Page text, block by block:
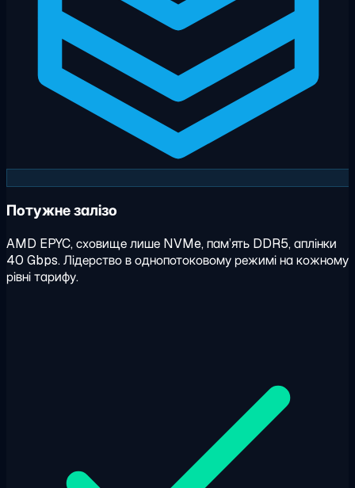
Потужне залізо
AMD EPYC, сховище лише NVMe, пам’ять DDR5, аплінки
40 Gbps. Лідерство в однопотоковому режимі на кожному
рівні тарифу.